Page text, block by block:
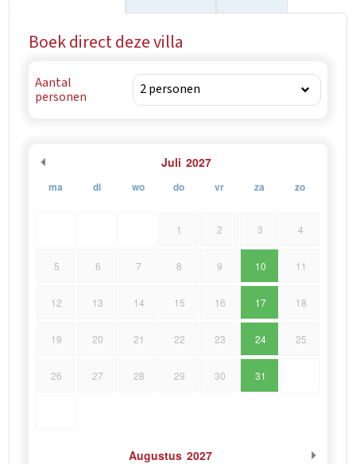
Boek direct deze villa
Aantal
personen
Juli 2027
ma di wo do vr za zo
1 2 3 4
5 6 7 8 9 10 11
12 13 14 15 16 17 18
19 20 21 22 23 24 25
26 27 28 29 30 31
Augustus 2027